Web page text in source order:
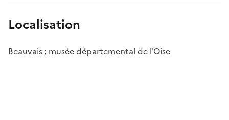
Localisation
Beauvais ; musée départemental de l'Oise